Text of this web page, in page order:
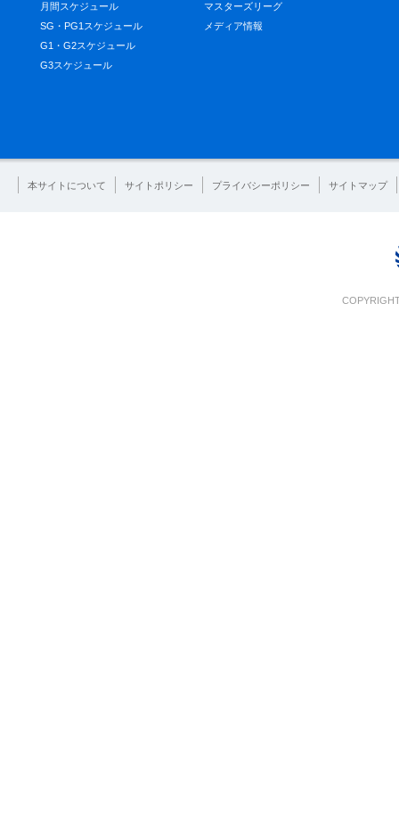
月間スケジュール
SG・PG1スケジュール
G1・G2スケジュール
G3スケジュール
マスターズリーグ
メディア情報
本サイトについて サイトポリシー プライバシーポリシー サイトマップ